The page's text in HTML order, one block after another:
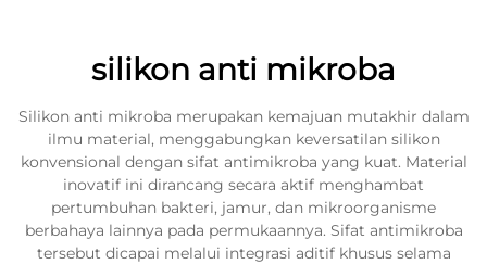
silikon anti mikroba
Silikon anti mikroba merupakan kemajuan mutakhir dalam
ilmu material, menggabungkan keversatilan silikon
konvensional dengan sifat antimikroba yang kuat. Material
inovatif ini dirancang secara aktif menghambat
pertumbuhan bakteri, jamur, dan mikroorganisme
berbahaya lainnya pada permukaannya. Sifat antimikroba
tersebut dicapai melalui integrasi aditif khusus selama